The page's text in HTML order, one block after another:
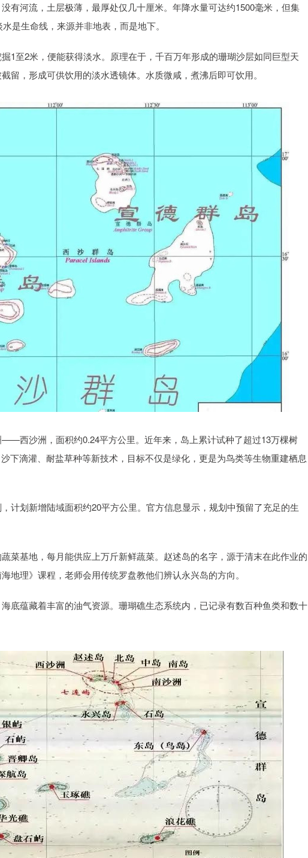
有河流，土层极薄，最厚处仅几十厘米。年降水量可达约1500毫米，但集
是生命线，来源并非地表，而是地下。
1至2米，便能获得淡水。原理在于，千百万年形成的珊瑚沙层如同巨型天
留，形成可供饮用的淡水透镜体。水质微咸，煮沸后即可饮用。
西沙洲，面积约0.24平方公里。近年来，岛上累计试种了超过13万棵树
下滴灌、耐盐草种等新技术，目标不仅是绿化，更是为鸟类等生物重建栖息
计划新增陆域面积约20平方公里。官方信息显示，规划中预留了充足的生
菜基地，每月能供应上万斤新鲜蔬菜。赵述岛的名字，源于清末在此作业的
地理》课程，老师会用传统罗盘教他们辨认永兴岛的方向。
底蕴藏着丰富的油气资源。珊瑚礁生态系统内，已记录有数百种鱼类和数十